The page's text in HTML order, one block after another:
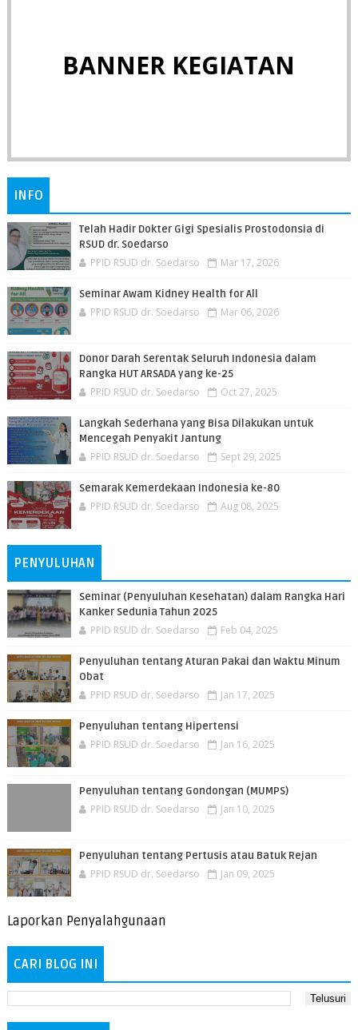
BANNER KEGIATAN
INFO
Telah Hadir Dokter Gigi Spesialis Prostodonsia di
RSUD dr. Soedarso
PPID RSUD dr. Soedarso Mar 17, 2026
Seminar Awam Kidney Health for All
PPID RSUD dr. Soedarso Mar 06, 2026
Donor Darah Serentak Seluruh Indonesia dalam
Rangka HUT ARSADA yang ke-25
PPID RSUD dr. Soedarso Oct 27, 2025
Langkah Sederhana yang Bisa Dilakukan untuk
Mencegah Penyakit Jantung
PPID RSUD dr. Soedarso Sept 29, 2025
Semarak Kemerdekaan Indonesia ke-80
PPID RSUD dr. Soedarso Aug 08, 2025
PENYULUHAN
Seminar (Penyuluhan Kesehatan) dalam Rangka Hari
Kanker Sedunia Tahun 2025
PPID RSUD dr. Soedarso Feb 04, 2025
Penyuluhan tentang Aturan Pakai dan Waktu Minum
Obat
PPID RSUD dr. Soedarso Jan 17, 2025
Penyuluhan tentang Hipertensi
PPID RSUD dr. Soedarso Jan 16, 2025
Penyuluhan tentang Gondongan (MUMPS)
PPID RSUD dr. Soedarso Jan 10, 2025
Penyuluhan tentang Pertusis atau Batuk Rejan
PPID RSUD dr. Soedarso Jan 09, 2025
Laporkan Penyalahgunaan
CARI BLOG INI